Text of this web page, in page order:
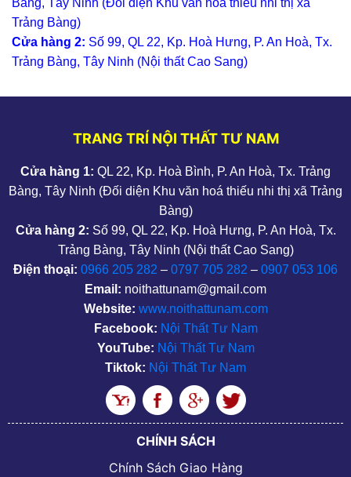
Bàng, Tây Ninh (Đối diện Khu văn hoá thiếu nhi thị xã
Trảng Bàng)
Cửa hàng 2: Số 99, QL 22, Kp. Hoà Hưng, P. An Hoà, Tx.
Trảng Bàng, Tây Ninh (Nội thất Cao Sang)
TRANG TRÍ NỘI THẤT TƯ NAM
Cửa hàng 1: QL 22, Kp. Hoà Bình, P. An Hoà, Tx. Trảng
Bàng, Tây Ninh (Đối diện Khu văn hoá thiếu nhi thị xã Trảng
Bàng)
Cửa hàng 2: Số 99, QL 22, Kp. Hoà Hưng, P. An Hoà, Tx.
Trảng Bàng, Tây Ninh (Nội thất Cao Sang)
Điện thoại: 0966 205 282 – 0797 705 282 – 0907 053 106
Email: noithattunam@gmail.com
Website: www.noithattunam.com
Facebook: Nội Thất Tư Nam
YouTube: Nội Thất Tư Nam
Tiktok: Nội Thất Tư Nam
CHÍNH SÁCH
Chính Sách Giao Hàng